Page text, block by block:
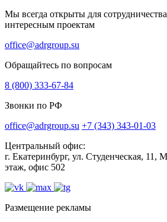
Мы всегда открыты для
интересным проектам
office@adrgroup.su
Обращайтесь по вопросам
8 (800) 333-67-84
Звонки по РФ
office@adrgroup.su +7 (343) 343-01-03
Центральный офис:
г. Екатеринбург, ул. Студенческая, 11,
этаж, офис 502
Размещение рекламы